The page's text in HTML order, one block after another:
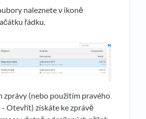
naleznete v ikoně
řádku.
zprávy (nebo použitím pravého
Otevřít) získáte ke zprávě